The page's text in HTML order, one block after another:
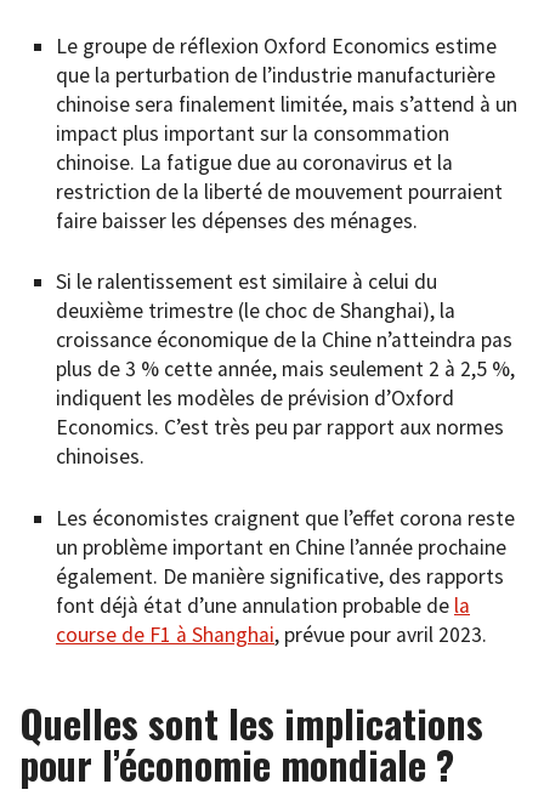
Le groupe de réflexion Oxford Economics estime
que la perturbation de l’industrie manufacturière
chinoise sera finalement limitée, mais s’attend à un
impact plus important sur la consommation
chinoise. La fatigue due au coronavirus et la
restriction de la liberté de mouvement pourraient
faire baisser les dépenses des ménages.
Si le ralentissement est similaire à celui du
deuxième trimestre (le choc de Shanghai), la
croissance économique de la Chine n’atteindra pas
plus de 3 % cette année, mais seulement 2 à 2,5 %,
indiquent les modèles de prévision d’Oxford
Economics. C’est très peu par rapport aux normes
chinoises.
Les économistes craignent que l’effet corona reste
un problème important en Chine l’année prochaine
également. De manière significative, des rapports
font déjà état d’une annulation probable de la
course de F1 à Shanghai, prévue pour avril 2023.
Quelles sont les implications
pour l’économie mondiale ?